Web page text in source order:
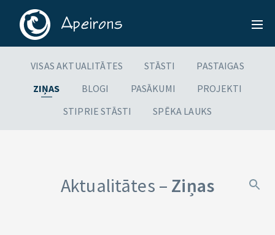
VISAS AKTUALITĀTES STĀSTI
PASTAIGAS
ZIŅAS
BLOGI PASĀKUMI
PROJEKTI
STIPRIE STĀSTI
SPĒKA LAUKS
Aktualitātes – Ziņas